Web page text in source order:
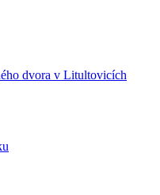
dvora v Litultovicích